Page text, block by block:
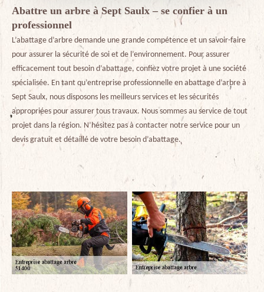
Abattre un arbre à Sept Saulx – se confier à un
professionnel
L’abattage d’arbre demande une grande compétence et un savoir-faire
pour assurer la sécurité de soi et de l’environnement. Pour assurer
efficacement tout besoin d’abattage, confiez votre projet à une société
spécialisée. En tant qu’entreprise professionnelle en abattage d’arbre à
Sept Saulx, nous disposons les meilleurs services et les sécurités
appropriées pour assurer tous travaux. Nous sommes au service de tout
projet dans la région. N’hésitez pas à contacter notre service pour un
devis gratuit et détaillé de votre besoin d’abattage.